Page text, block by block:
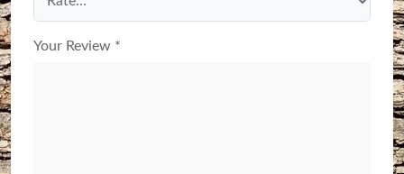
Your Review *